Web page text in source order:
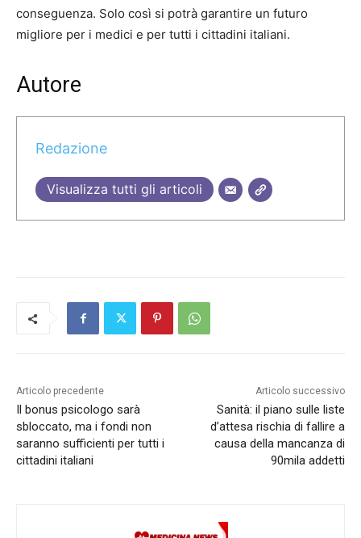
conseguenza. Solo così si potrà garantire un futuro
migliore per i medici e per tutti i cittadini italiani.
Autore
Redazione
Visualizza tutti gli articoli
Articolo precedente
Il bonus psicologo sarà
sbloccato, ma i fondi non
saranno sufficienti per tutti i
cittadini italiani
Articolo successivo
Sanità: il piano sulle liste
d’attesa rischia di fallire a
causa della mancanza di
90mila addetti